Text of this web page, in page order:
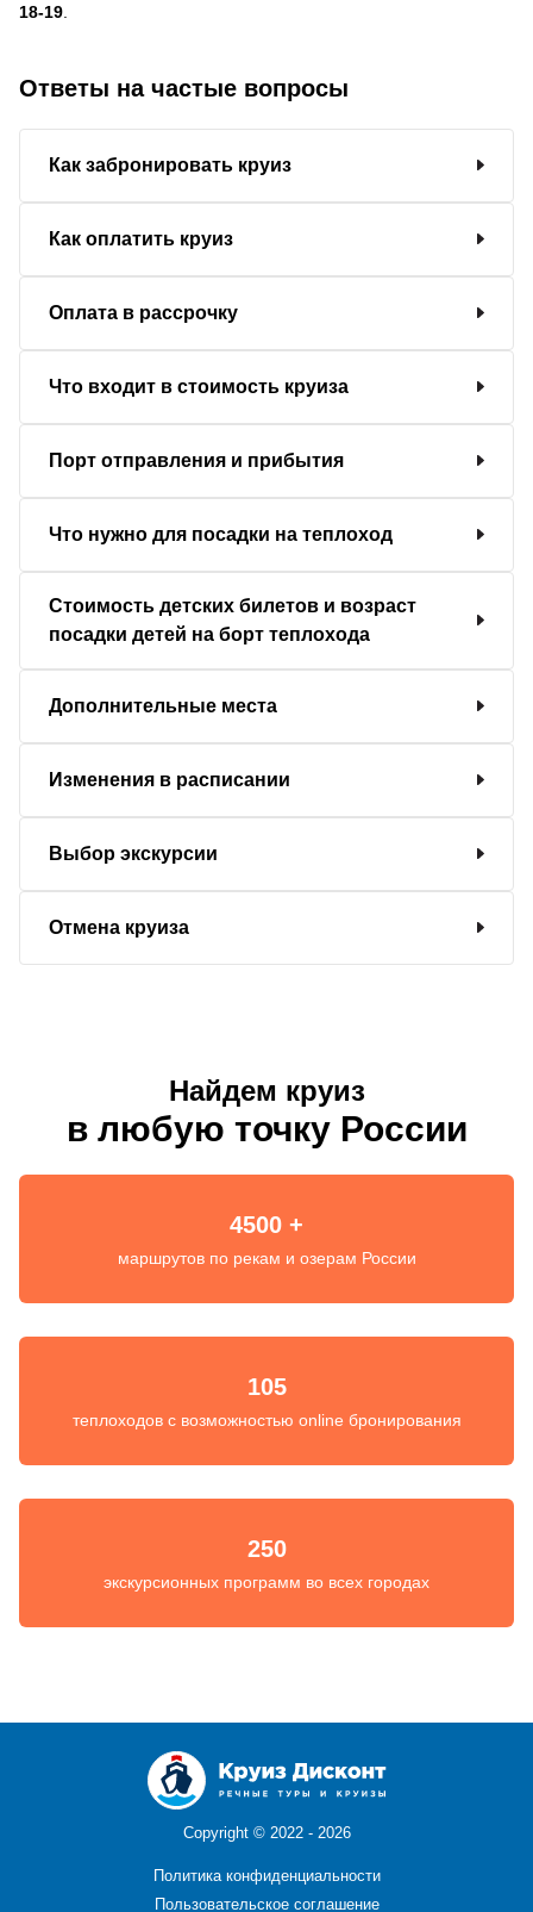
18-19
Ответы на частые вопросы
Как забронировать круиз
Как оплатить круиз
Оплата в рассрочку
Что входит в стоимость круиза
Порт отправления и прибытия
Что нужно для посадки на теплоход
Стоимость детских билетов и возраст
посадки детей на борт теплохода
Дополнительные места
Изменения в расписании
Выбор экскурсии
Отмена круиза
Найдем круиз
в любую точку России
4500 +
маршрутов по рекам и озерам России
105
теплоходов с возможностью online бронирования
250
экскурсионных программ во всех городах
Copyright © 2022 - 2026
Политика конфиденциальности
Пользовательское соглашение